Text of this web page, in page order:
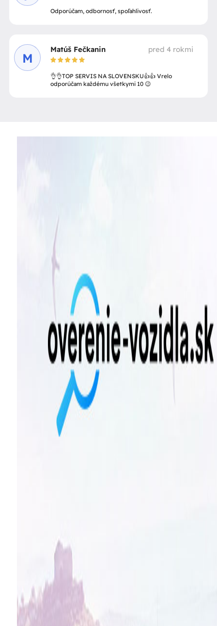
Odporúčam, odbornosť, spoľahlivosť.
M
Matúš Fečkanin pred 4 rokmi
👌👌TOP SERVIS NA SLOVENSKU👍👍 Vrelo
odporúčam každému všetkymi 10 😉